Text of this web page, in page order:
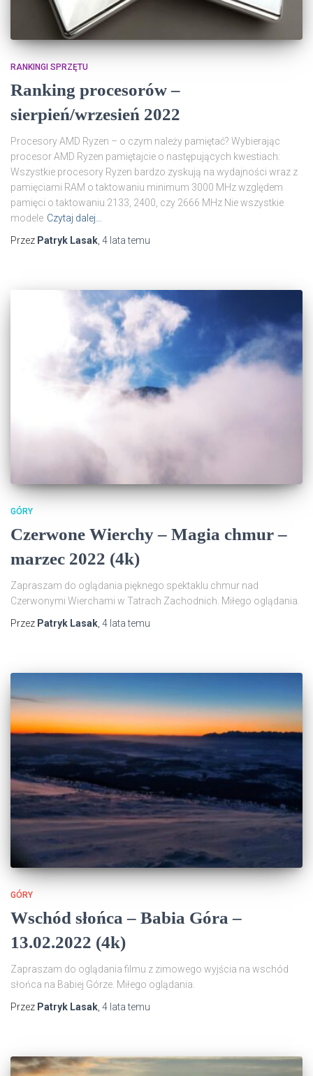
RANKINGI SPRZĘTU
Ranking procesorów –
sierpień/wrzesień 2022
Procesory AMD Ryzen – o czym należy pamiętać? Wybierając
procesor AMD Ryzen pamiętajcie o następujących kwestiach:
Wszystkie procesory Ryzen bardzo zyskują na wydajności wraz z
pamięciami RAM o taktowaniu minimum 3000 MHz względem
pamięci o taktowaniu 2133, 2400, czy 2666 MHz Nie wszystkie
modele Czytaj dalej…
Przez Patryk Lasak 4 latatemu
GÓRY
Czerwone Wierchy – Magia chmur –
marzec 2022 (4k)
Zapraszam do oglądania pięknego spektaklu chmur nad
Czerwonymi Wierchami w Tatrach Zachodnich. Miłego oglądania.
Przez Patryk Lasak, 4 latatemu
GÓRY
Wschód słońca – Babia Góra –
13.02.2022 (4k)
Zapraszam do oglądania filmu z zimowego wyjścia na wschód
słońca na Babiej Górze. Miłego oglądania.
Przez Patryk Lasak 4 latatemu